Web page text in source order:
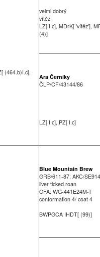
(464.b)I.c],
velmi dobrý
vítěz
LZ[ I.c], MDrK[ 'vítěz'],
(4)]
Ara Černíky
ČLP/CF/43144/86
LZ[ I.c], PZ[ I.c]
Blue Mountain Brew
GRB/611-87; AKC/
liver ticked roan
OFA: WG-441E24M-T
conformation 4/ coat 4
BWPGCA IHDT[ (99)]